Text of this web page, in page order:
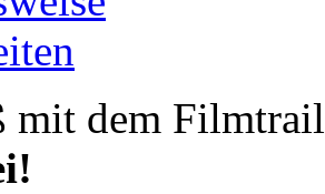
mit dem